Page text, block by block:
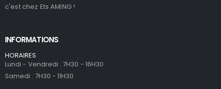
c'est chez Ets AMING !
INFORMATIONS
HORAIRES
Lundi - Vendredi : 7H30 - 16H30
Samedi : 7H30 - 11H30